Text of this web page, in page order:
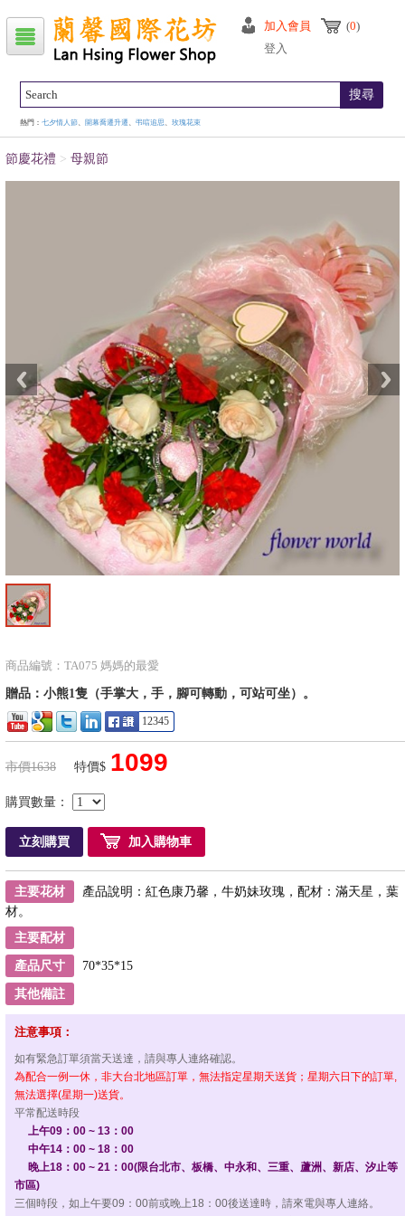
加入會員
登入
(0)
搜尋
熱門：七夕情人節、 開幕喬遷升遷 、弔唁追思、玫瑰花束
節慶花禮 > 母親節
商品編號：TA075 媽媽的最愛
贈品：小熊1隻（手掌大，手，腳可轉動，可站可坐）。
12345
市價1638 特價$ 1099
購買數量：
立刻購買 加入購物車
主要花材
產品說明：紅色康乃馨，牛奶妹玫瑰，配材：滿天星，葉
材。
主要配材
產品尺寸 70*35*15
其他備註
注意事項：
如有緊急訂單須當天送達，請與專人連絡確認。
為配合一例一休，非大台北地區訂單，無法指定星期天送貨；星期六日下的訂單,
無法選擇(星期一)送貨。
平常配送時段
上午09：00 ~ 13：00
中午14：00 ~ 18：00
晚上18：00 ~ 21：00(限台北市、板橋、中永和、三重、蘆洲、新店、汐止等
市區)
三個時段，如上午要09：00前或晚上18：00後送達時，請來電與專人連絡。